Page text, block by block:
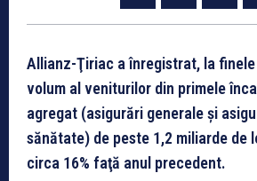
Allianz-Ţiriac a înregistrat, la finele
volum al veniturilor din primele
agregat (asigurări generale şi
sănătate) de peste 1,2 miliarde de
circa 16% faţă anul precedent.